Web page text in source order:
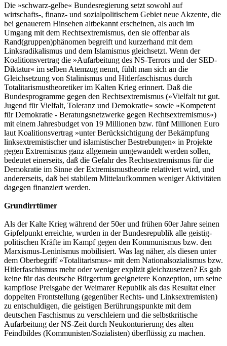
Die »schwarz-gelbe« Bundesregierung setzt sowohl auf
wirtschafts-, finanz- und sozialpolitischem Gebiet neue Akzente, die
bei genauerem Hinsehen altbekannt erscheinen, als auch im
Umgang mit dem Rechtsextremismus, den sie offenbar als
Rand(gruppen)phänomen begreift und kurzerhand mit dem
Linksradikalismus und dem Islamismus gleichsetzt. Wenn der
Koalitionsvertrag die »Aufarbeitung des NS-Terrors und der SED-
Diktatur« im selben Atemzug nennt, fühlt man sich an die
Gleichsetzung von Stalinismus und Hitlerfaschismus durch
Totalitarismustheoretiker im Kalten Krieg erinnert. Daß die
Bundesprogramme gegen den Rechtsextremismus (»Vielfalt tut gut.
Jugend für Vielfalt, Toleranz und Demokratie« sowie »Kompetent
für Demokratie - Beratungsnetzwerke gegen Rechtsextremismus«)
mit einem Jahresbudget von 19 Millionen bzw. fünf Millionen Euro
laut Koalitionsvertrag »unter Berücksichtigung der Bekämpfung
linksextremistischer und islamistischer Bestrebungen« in Projekte
gegen Extremismus ganz allgemein umgewandelt werden sollen,
bedeutet einerseits, daß die Gefahr des Rechtsextremismus für die
Demokratie im Sinne der Extremismustheorie relativiert wird, und
andererseits, daß bei stabilem Mittelaufkommen weniger Aktivitäten
dagegen finanziert werden.
Grundirrtümer
Als der Kalte Krieg während der 50er und frühen 60er Jahre seinen
Gipfelpunkt erreichte, wurden in der Bundesrepublik alle geistig-
politischen Kräfte im Kampf gegen den Kommunismus bzw. den
Marxismus-Leninismus mobilisiert. Was lag näher, als diesen unter
dem Oberbegriff »Totalitarismus« mit dem Nationalsozialismus bzw.
Hitlerfaschismus mehr oder weniger explizit gleichzusetzen? Es gab
keine für das deutsche Bürgertum geeignetere Konzeption, um seine
kampflose Preisgabe der Weimarer Republik als das Resultat einer
doppelten Frontstellung (gegenüber Rechts- und Linksextremisten)
zu entschuldigen, die geistigen Berührungspunkte mit dem
deutschen Faschismus zu verschleiern und die selbstkritische
Aufarbeitung der NS-Zeit durch Neukonturierung des alten
Feindbildes (Kommunisten/Sozialisten) überflüssig zu machen.